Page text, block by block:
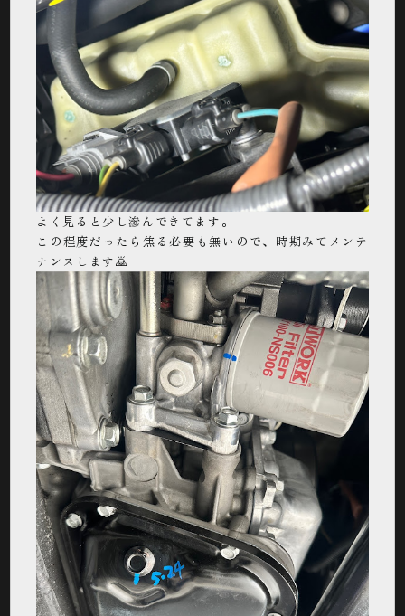
よく見ると少し滲んできてます。
この程度だったら焦る必要も無いので、時期みてメンテ
ナンスします🙇